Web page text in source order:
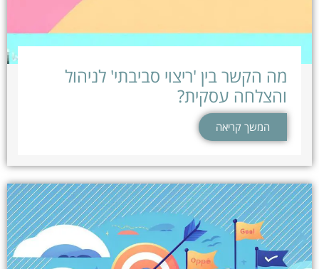
מה הקשר בין 'ריצוי סביבתי' לניהול
והצלחה עסקית?
המשך קריאה